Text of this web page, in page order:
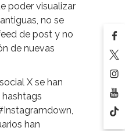
poder visualizar
no se
de post y no
de nuevas
X se han
han